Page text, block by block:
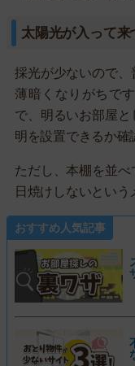
太陽光が入って
採光が少ないので、
薄暗くなりがちで
で、明るいお部屋
明を設置できるか確
ただし、本棚を並
日焼けしないという
おすすめ人気記事